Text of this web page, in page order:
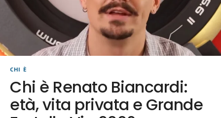
CHI È
Chi è Renato Biancardi:
età, vita privata e Grande